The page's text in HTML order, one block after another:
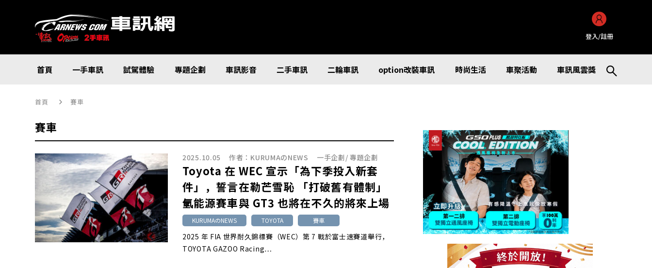
登入/註冊
首頁 一手車訊 試駕體驗 專題企劃 車訊影音 二手車訊 二輪車訊 option改裝車訊 時尚生活 車聚活動 車訊風雲獎
首頁 賽車
賽車
2025.10.05 作者： KURUMAのNEWS 一手企劃 /專題企劃
Toyota 在 WEC 宣示「為下季投入新套
件」，誓言在勒芒雪恥 「打破舊有體制」
氫能源賽車與 GT3 也將在不久的將來上場
KURUMAのNEWS TOYOTA 賽車
2025 年 FIA 世界耐久錦標賽（WEC）第 7 戰於富士速賽道舉行，
TOYOTA GAZOO Racing…